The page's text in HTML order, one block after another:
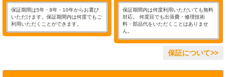
保証期間は5年・8年・10年からお選び
いただけます。保証期間内は何度でもご
利用いただくことができます。
保証期間内は何度利用いただいても無料
対応。 何度目でも出張費・修理技術
料・部品代をいただくことはありませ
ん。
保証について>>